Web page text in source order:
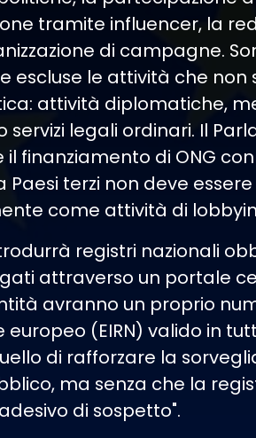
tramite influencer, la
di campagne.
escluse le attività che non
attività diplomatiche,
servizi legali ordinari. Il
finanziamento di ONG
Paesi terzi non deve
come attività di
registri nazionali
attraverso un portale
avranno un proprio
(EIRN) valido in
di rafforzare la
ma senza che la
di sospetto".